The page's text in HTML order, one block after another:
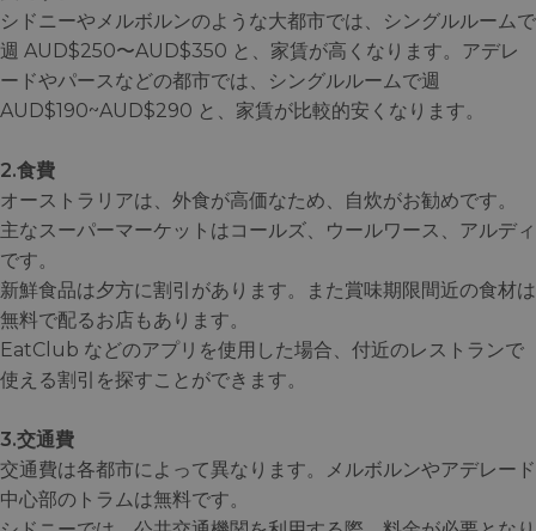
シドニーやメルボルンのような大都市では、シングルルームで
週 AUD$250〜AUD$350 と、家賃が高くなります。アデレ
ードやパースなどの都市では、シングルルームで週
AUD$190~AUD$290 と、家賃が比較的安くなります。
2.食費
オーストラリアは、外食が高価なため、自炊がお勧めです。
主なスーパーマーケットはコールズ、ウールワース、アルディ
です。
新鮮食品は夕方に割引があります。また賞味期限間近の食材は
無料で配るお店もあります。
EatClub などのアプリを使用した場合、付近のレストランで
使える割引を探すことができます。
3.交通費
交通費は各都市によって異なります。メルボルンやアデレード
中心部のトラムは無料です。